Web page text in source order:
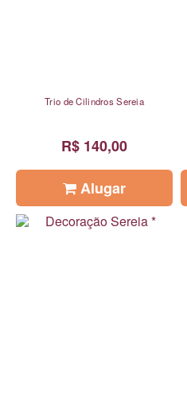
Trio de Cilindros Sereia
R$ 140,00
Alugar